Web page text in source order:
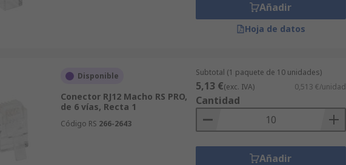
Añadir
Hoja de datos
Disponible
Conector RJ12 Macho RS PRO,
de 6 vías, Recta 1
Código RS 266-2643
Subtotal (1 paquete de 10 unidades)
5,13 €(exc. IVA) 0,513 €/unidad
Cantidad
Añadir